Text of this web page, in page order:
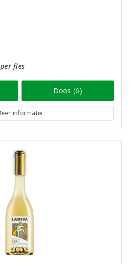
fles
Doos (6)
informatie